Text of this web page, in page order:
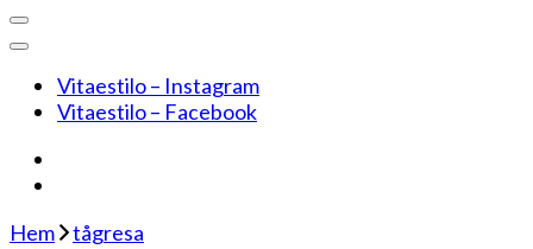
Vitaestilo – Instagram
Vitaestilo – Facebook
Hem tågresa